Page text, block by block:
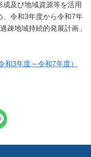
及び地域資源等を活用
、令和3年度から令和7年
疎地域持続的発展計画」
和3年度～令和7年度）